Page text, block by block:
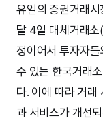
유일의 증권거래
달 4일 대체거래
정이어서 투자자
수 있는 한국거래
다. 이에 따라 거래
과 서비스가 개선